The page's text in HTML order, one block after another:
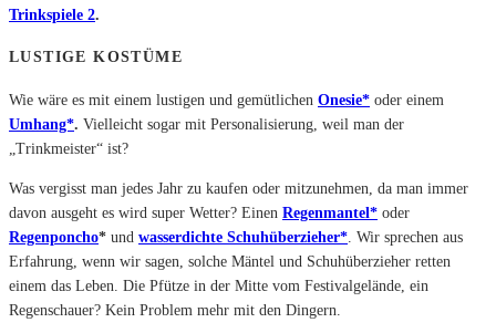
Trinkspiele 2.
LUSTIGE KOSTÜME
Wie wäre es mit einem lustigen und gemütlichen Onesie* oder einem
Umhang*. Vielleicht sogar mit Personalisierung, weil man der
„Trinkmeister“ ist?
Was vergisst man jedes Jahr zu kaufen oder mitzunehmen, da man immer
davon ausgeht es wird super Wetter? Einen Regenmantel* oder
Regenponcho* und wasserdichte Schuhüberzieher* . Wir sprechen aus
Erfahrung, wenn wir sagen, solche Mäntel und Schuhüberzieher retten
einem das Leben. Die Pfütze in der Mitte vom Festivalgelände, ein
Regenschauer? Kein Problem mehr mit den Dingern.